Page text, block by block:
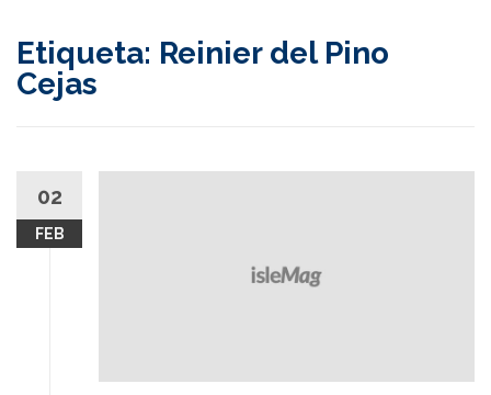
Etiqueta: Reinier del Pino
Cejas
02
FEB